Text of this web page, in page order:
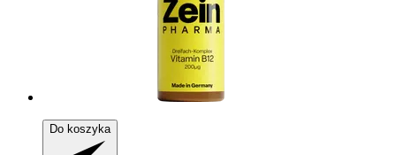
Do koszyka